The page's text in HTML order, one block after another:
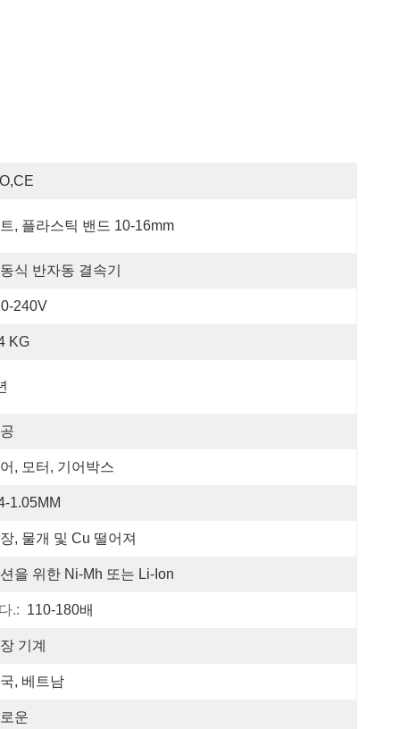
, 플라스틱 밴드 10-16mm
식 반자동 결속기
240V
KG
, 모터, 기어박스
1.05MM
, 물개 및 Cu 떨어져
을 위한 Ni-Mh 또는 Li-Ion
.: 110-180배
기계
, 베트남
운